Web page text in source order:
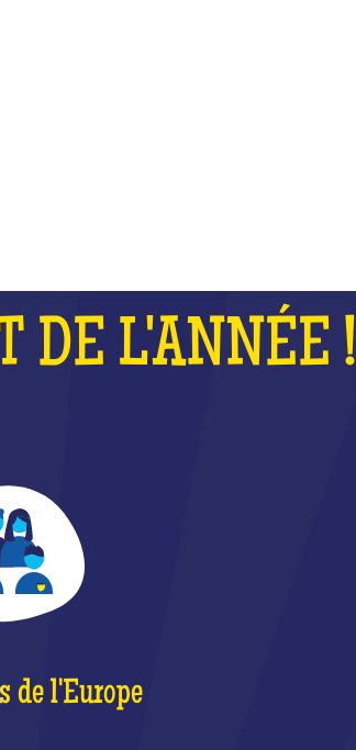
DE L'ANNÉE !
de l'Europe